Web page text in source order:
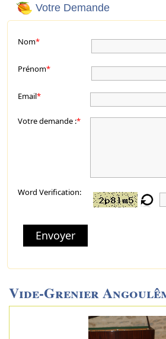
Votre Demande
Nom*
Prénom*
Email*
Votre demande :*
Word Verification:
Envoyer
Vide-Grenier